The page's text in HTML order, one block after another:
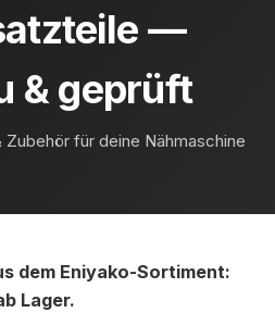
—
& geprüft
Zubehör für deine Nähmaschine
dem Eniyako-Sortiment:
Lager.